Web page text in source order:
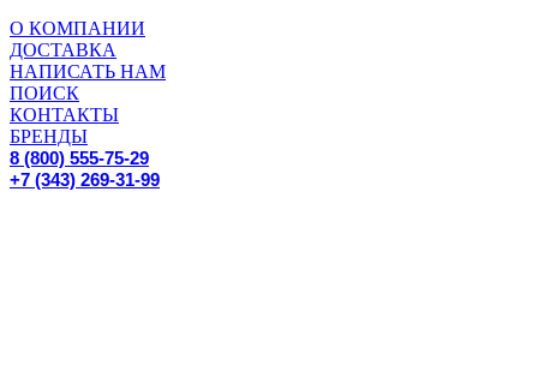
О КОМПАНИИ
ДОСТАВКА
НАПИСАТЬ НАМ
ПОИСК
КОНТАКТЫ
БРЕНДЫ
8 (800) 555-75-29
+7 (343) 269-31-99